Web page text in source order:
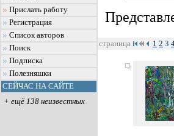
Прислать работу
Регистрация
Список авторов
Поиск
Подписка
Полезняшки
СЕЙЧАС НА САЙТЕ
+ ещё 138 неизвестных
страница 1 2 3